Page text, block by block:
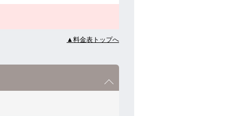
▲料金表トップへ